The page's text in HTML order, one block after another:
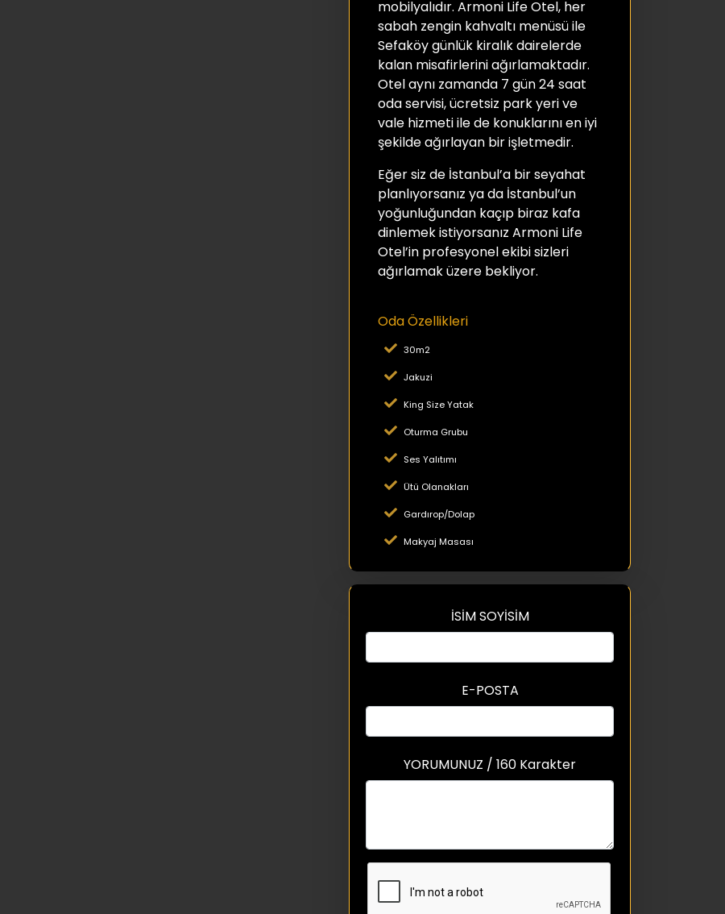
mobilyalıdır. Armoni Life Otel, her
sabah zengin kahvaltı menüsü ile
Sefaköy günlük kiralık dairelerde
kalan misafirlerini ağırlamaktadır.
Otel aynı zamanda 7 gün 24 saat
oda servisi, ücretsiz park yeri ve
vale hizmeti ile de konuklarını en iyi
şekilde ağırlayan bir işletmedir.
Eğer siz de İstanbul’a bir seyahat
planlıyorsanız ya da İstanbul’un
yoğunluğundan kaçıp biraz kafa
dinlemek istiyorsanız Armoni Life
Otel’in profesyonel ekibi sizleri
ağırlamak üzere bekliyor.
Oda Özellikleri
30m2
Jakuzi
King Size Yatak
Oturma Grubu
Ses Yalıtımı
Ütü Olanakları
Gardırop/Dolap
Makyaj Masası
İSİM SOYİSİM
E-POSTA
YORUMUNUZ / 160 Karakter